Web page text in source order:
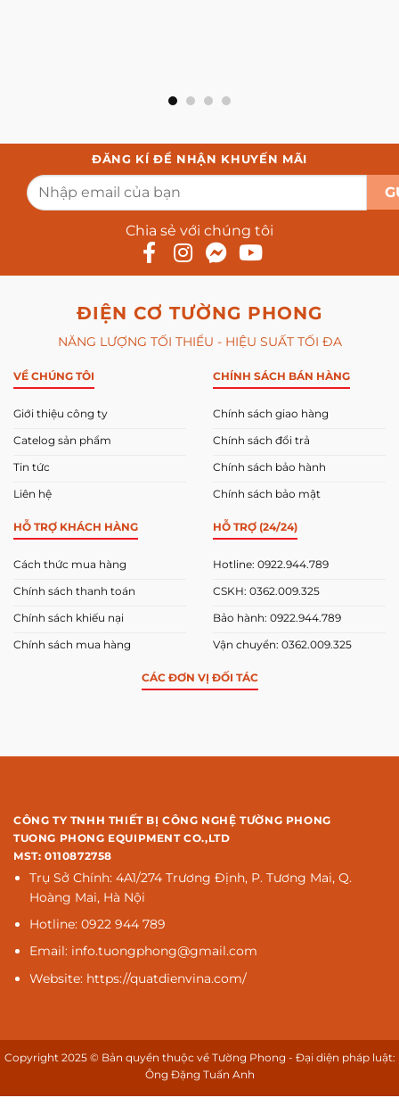
ĐĂNG KÍ ĐỂ NHẬN KHUYẾN MÃI
Chia sẻ với chúng tôi
ĐIỆN CƠ TƯỜNG PHONG
NĂNG LƯỢNG TỐI THIỂU - HIỆU SUẤT TỐI ĐA
VỀ CHÚNG TÔI
Giới thiệu công ty
Catelog sản phẩm
Tin tức
Liên hệ
CHÍNH SÁCH BÁN HÀNG
Chính sách giao hàng
Chính sách đổi trả
Chính sách bảo hành
Chính sách bảo mật
HỖ TRỢ KHÁCH HÀNG
Cách thức mua hàng
Chính sách thanh toán
Chính sách khiếu nại
Chính sách mua hàng
HỖ TRỢ (24/24)
Hotline: 0922.944.789
CSKH: 0362.009.325
Bảo hành: 0922.944.789
Vận chuyển: 0362.009.325
CÁC ĐƠN VỊ ĐỐI TÁC
CÔNG TY TNHH THIẾT BỊ CÔNG NGHỆ TƯỜNG PHONG
TUONG PHONG EQUIPMENT CO.,LTD
MST: 0110872758
Trụ Sở Chính: 4A1/274 Trương Định, P. Tương Mai, Q.
Hoàng Mai, Hà Nội
Hotline: 0922 944 789
Email: info.tuongphong@gmail.com
Website: https://quatdienvina.com/
Copyright 2025 © Bản quyền thuộc về Tường Phong - Đại diện pháp luật:
Ông Đặng Tuấn Anh